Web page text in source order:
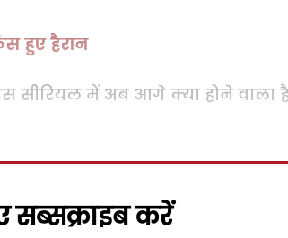
हुए हैरान
सीरियल में अब आगे क्या होने वाला
करें